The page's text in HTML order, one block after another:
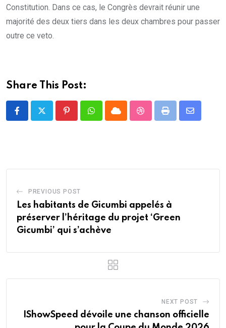
Constitution. Dans ce cas, le Congrès devrait réunir une
majorité des deux tiers dans les deux chambres pour passer
outre ce veto.
Share This Post:
PinterestWhatsappCloud StumbleUpon
Print
Share
PREVIOUS POST
Les habitants de Gicumbi appelés à
préserver l’héritage du projet ‘Green
Gicumbi’ qui s’achève
NEXT POST
IShowSpeed dévoile une chanson officielle